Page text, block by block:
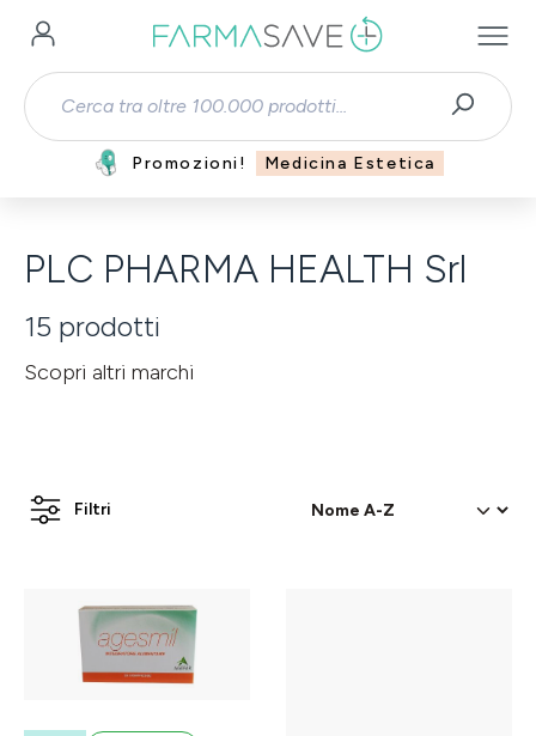
Passa al contenuto principale
Promozioni! Medicina Estetica
PLC PHARMA HEALTH Srl
15 prodotti
Scopri altri marchi
Filtri